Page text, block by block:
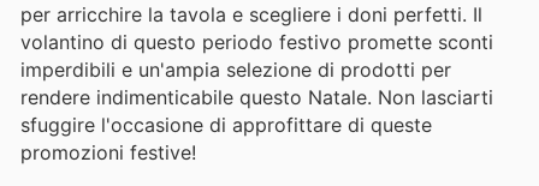
per arricchire la tavola e scegliere i doni perfetti. Il
volantino di questo periodo festivo promette sconti
imperdibili e un'ampia selezione di prodotti per
rendere indimenticabile questo Natale. Non lasciarti
sfuggire l'occasione di approfittare di queste
promozioni festive!